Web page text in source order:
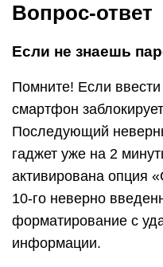
Вопрос-ответ
Если не знаешь
Помните! Если
смартфон
Последующий
гаджет уже на 2
активирована опция
10-го неверно
форматирование с
информации.